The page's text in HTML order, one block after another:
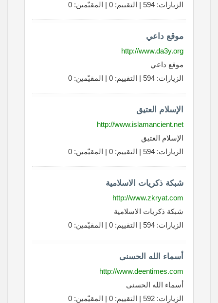
الزيارات: 594 | التقييم: 0 | المقيّمين: 0
موقع داعي
http://www.da3y.org
موقع داعي
الزيارات: 594 | التقييم: 0 | المقيّمين: 0
الإسلام العتيق
http://www.islamancient.net
الإسلام العتيق
الزيارات: 594 | التقييم: 0 | المقيّمين: 0
شبكة ذكريات الاسلامية
http://www.zkryat.com
شبكة ذكريات الاسلامية
الزيارات: 594 | التقييم: 0 | المقيّمين: 0
أسماء الله الحسنى
http://www.deentimes.com
أسماء الله الحسنى
الزيارات: 592 | التقييم: 0 | المقيّمين: 0